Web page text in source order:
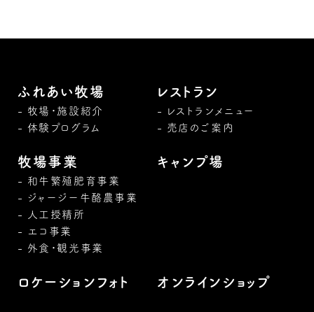
ふれあい牧場
牧場・施設紹介
体験プログラム
レストラン
レストランメニュー
売店のご案内
牧場事業
和牛繁殖肥育事業
ジャージー牛酪農事業
人工授精所
エコ事業
外食・観光事業
キャンプ場
ロケーションフォト オンラインショップ